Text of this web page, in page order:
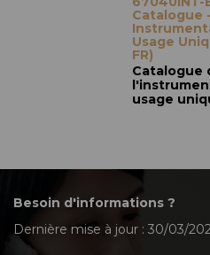
Catalogue -
Usage
FR)
Catalogue
usage
Besoin d'informations ?
Dernière mise à jour : 30/03/